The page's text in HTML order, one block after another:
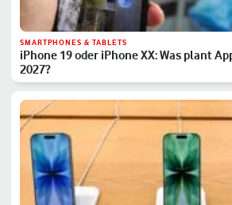
SMARTPHONES & TABLETS
iPhone 19 oder iPhone XX: Was plant
2027?